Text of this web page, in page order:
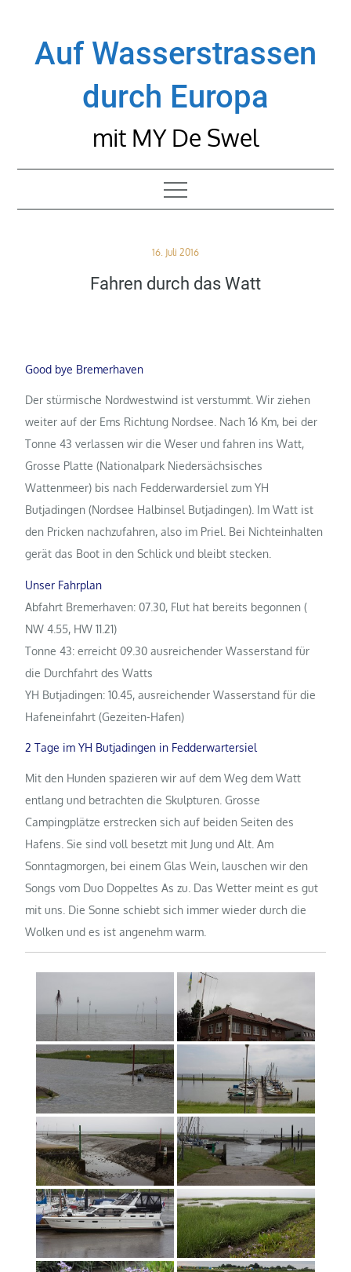
contentAuf Wasserstrassen
durch Europa
mit MY De Swel
Posted
16. Juli 2016
Fahren durch das Watt
Good bye Bremerhaven
Der stürmische Nordwestwind ist verstummt. Wir ziehen
weiter auf der Ems Richtung Nordsee. Nach 16 Km, bei der
Tonne 43 verlassen wir die Weser und fahren ins Watt,
Grosse Platte (Nationalpark Niedersächsisches
Wattenmeer) bis nach Fedderwardersiel zum YH
Butjadingen (Nordsee Halbinsel Butjadingen). Im Watt ist
den Pricken nachzufahren, also im Priel. Bei Nichteinhalten
gerät das Boot in den Schlick und bleibt stecken.
Unser Fahrplan
Abfahrt Bremerhaven: 07.30, Flut hat bereits begonnen (
NW 4.55, HW 11.21)
Tonne 43: erreicht 09.30 ausreichender Wasserstand für
die Durchfahrt des Watts
YH Butjadingen: 10.45, ausreichender Wasserstand für die
Hafeneinfahrt (Gezeiten-Hafen)
2 Tage im YH Butjadingen in Fedderwartersiel
Mit den Hunden spazieren wir auf dem Weg dem Watt
entlang und betrachten die Skulpturen. Grosse
Campingplätze erstrecken sich auf beiden Seiten des
Hafens. Sie sind voll besetzt mit Jung und Alt. Am
Sonntagmorgen, bei einem Glas Wein, lauschen wir den
Songs vom Duo Doppeltes As zu. Das Wetter meint es gut
mit uns. Die Sonne schiebt sich immer wieder durch die
Wolken und es ist angenehm warm.